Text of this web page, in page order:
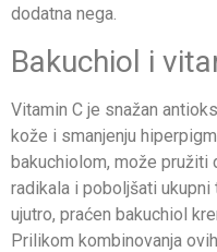
dodatna nega.
Bakuchiol i
Vitamin C je snažan
kože i smanjenju
bakuchiolom, može pružiti
radikala i poboljšati
ujutro, praćen bakuchiol
Prilikom kombinovanja